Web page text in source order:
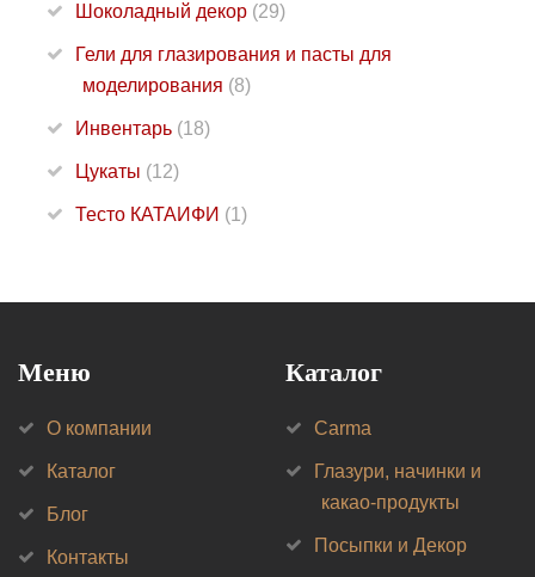
Шоколадный декор (29)
Гели для глазирования и пасты для
моделирования (8)
Инвентарь (18)
Цукаты (12)
Тесто КАТАИФИ (1)
Меню
О компании
Каталог
Блог
Контакты
Каталог
Carma
Глазури, начинки и
какао-продукты
Посыпки и Декор